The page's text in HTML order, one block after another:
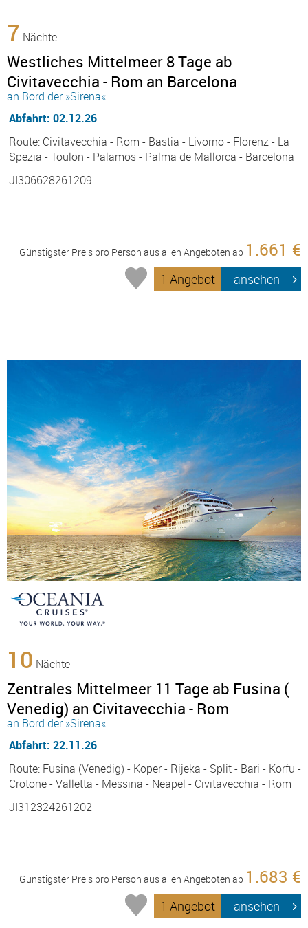
7 Nächte
Westliches Mittelmeer 8 Tage ab
Civitavecchia - Rom an Barcelona
an Bord der »Sirena«
Abfahrt: 02.12.26
Route: Civitavecchia - Rom - Bastia - Livorno - Florenz - La
Spezia - Toulon - Palamos - Palma de Mallorca - Barcelona
JI306628261209
Günstigster Preis pro Person aus allen Angeboten ab 1.661 €
1 Angebot ansehen
10 Nächte
Zentrales Mittelmeer 11 Tage ab Fusina (
Venedig) an Civitavecchia - Rom
an Bord der »Sirena«
Abfahrt: 22.11.26
Route: Fusina (Venedig) - Koper - Rijeka - Split - Bari - Korfu -
Crotone - Valletta - Messina - Neapel - Civitavecchia - Rom
JI312324261202
Günstigster Preis pro Person aus allen Angeboten ab 1.683 €
1 Angebot ansehen